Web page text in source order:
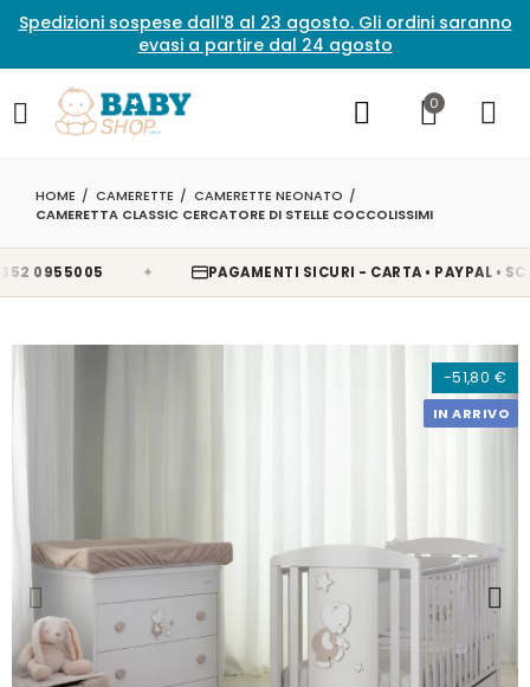
Spedizioni sospese dall'8 al 23 agosto. Gli ordini saranno
evasi a partire dal 24 agosto
0
HOME CAMERETTE
CAMERETTE NEONATO
CAMERETTA CLASSIC CERCATORE DI STELLE COCCOLISSIMI
0955005 PAGAMENTI SICURI - CARTA • PAYPAL •
-51,80 €
IN ARRIVO